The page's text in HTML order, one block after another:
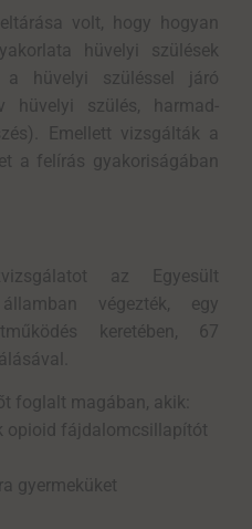
volt, hogy hogyan
hüvelyi szülések
a hüvelyi szüléssel járó
hüvelyi szülés, harmad-
Emellett vizsgálták a
a felírás gyakoriságában
az Egyesült
végezték, egy
keretében, 67
foglalt magában, akik:
opioid fájdalomcsillapítót
gyermeküket